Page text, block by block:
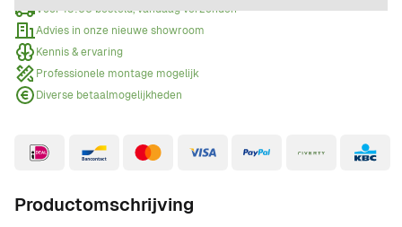
Voor 15:00 besteld, vandaag verzonden
Advies in onze nieuwe showroom
Kennis & ervaring
Professionele montage mogelijk
Diverse betaalmogelijkheden
Productomschrijving